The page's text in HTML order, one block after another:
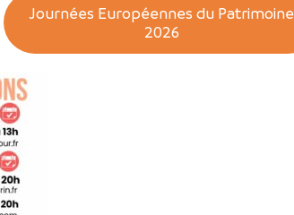
Journées Européennes du Patrimoine
2026